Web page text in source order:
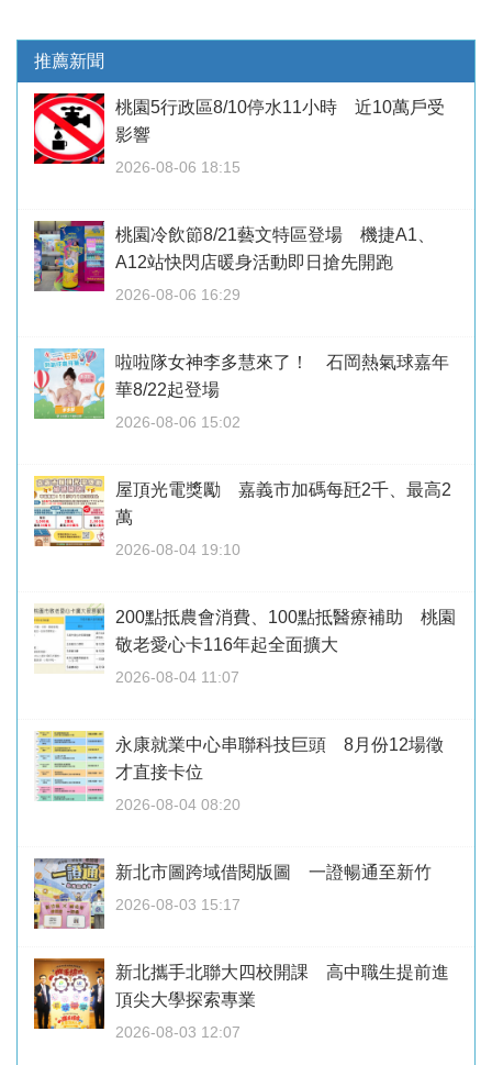
推薦新聞
桃園5行政區8/10停水11小時 近10萬戶受
影響
2026-08-06 18:15
桃園冷飲節8/21藝文特區登場 機捷A1、
A12站快閃店暖身活動即日搶先開跑
2026-08-06 16:29
啦啦隊女神李多慧來了！ 石岡熱氣球嘉年
華8/22起登場
2026-08-06 15:02
屋頂光電獎勵 嘉義市加碼每瓩2千、最高2
萬
2026-08-04 19:10
200點抵農會消費、100點抵醫療補助 桃園
敬老愛心卡116年起全面擴大
2026-08-04 11:07
永康就業中心串聯科技巨頭 8月份12場徵
才直接卡位
2026-08-04 08:20
新北市圖跨域借閱版圖 一證暢通至新竹
2026-08-03 15:17
新北攜手北聯大四校開課 高中職生提前進
頂尖大學探索專業
2026-08-03 12:07